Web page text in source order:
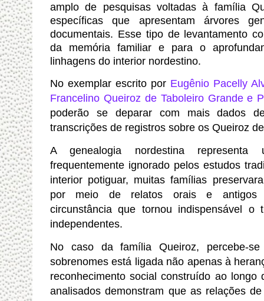
amplo de pesquisas voltadas à família
específicas que apresentam árvores
documentais. Esse tipo de levantamento
da memória familiar e para o
linhagens do interior nordestino.
No exemplar escrito por Eugênio Pacelly
Francelino Queiroz de Taboleiro Grande e
poderão se deparar com mais dados
transcrições de registros sobre os Queiroz
A genealogia nordestina representa
frequentemente ignorado pelos estudos
interior potiguar, muitas famílias
por meio de relatos orais e antigos
circunstância que tornou indispensável o
independentes.
No caso da família Queiroz, percebe-
sobrenomes está ligada não apenas à
reconhecimento social construído ao longo
analisados demonstram que as relações